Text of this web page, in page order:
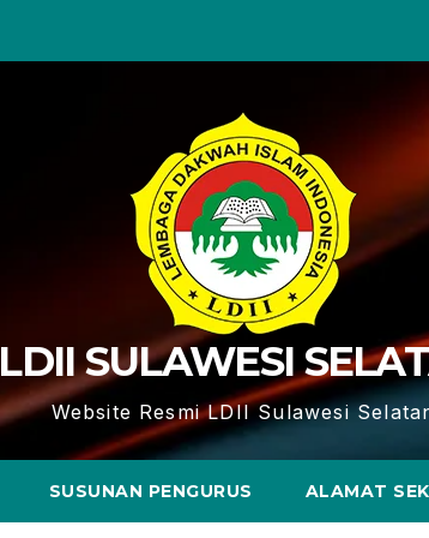
LDII SULAWESI
Website Resmi LDII Sulawesi
SUSUNAN PENGURUS ALAMAT